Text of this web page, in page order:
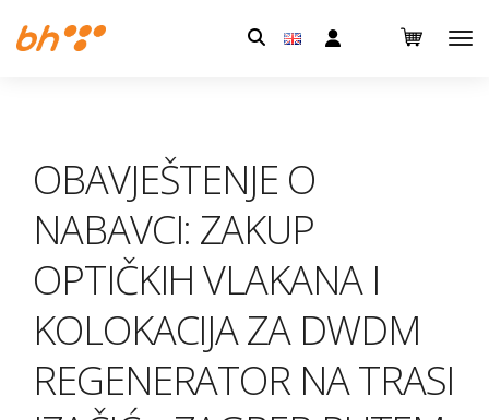
Pretraga:
OBAVJEŠTENJE O
NABAVCI: ZAKUP
OPTIČKIH VLAKANA I
KOLOKACIJA ZA DWDM
REGENERATOR NA TRASI